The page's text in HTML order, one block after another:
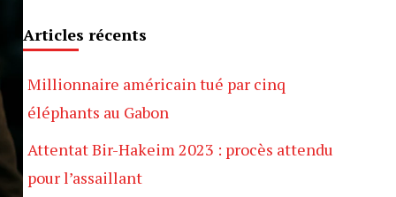
Articles récents
Millionnaire américain tué par cinq
éléphants au Gabon
Attentat Bir-Hakeim 2023 : procès attendu
pour l’assaillant